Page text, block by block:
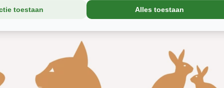
toestaan Alles toestaan